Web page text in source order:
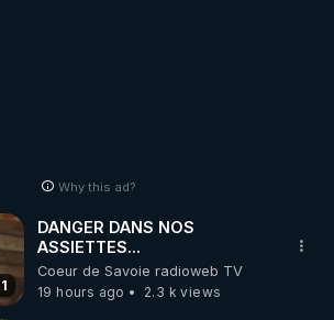
rdlr_thierrycasasnovas/
Why this ad?
DANGER DANS NOS
ASSIETTES...
Coeur de Savoie radioweb TV
19 hours ago
2.3 k views